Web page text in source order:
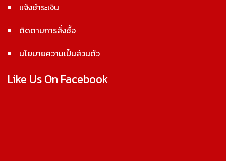
แจ้งชำระเงิน
ติดตามการสั่งซื้อ
นโยบายความเป็นส่วนตัว
Like Us On Facebook